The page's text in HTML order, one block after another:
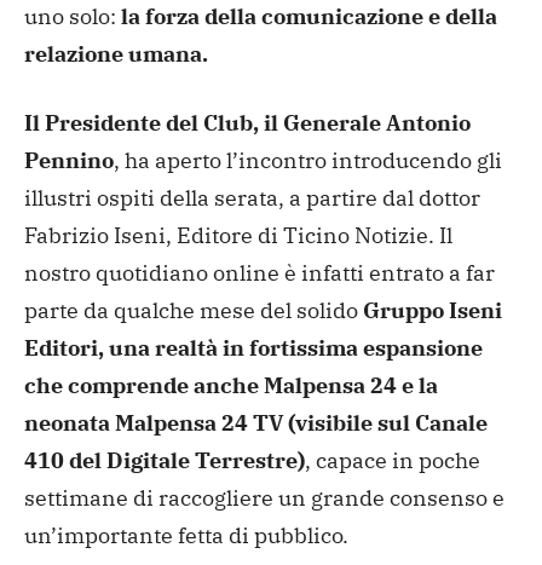
uno solo: la forza della comunicazione e della
relazione umana.
Il Presidente del Club, il Generale Antonio
Pennino, ha aperto l’incontro introducendo gli
illustri ospiti della serata, a partire dal dottor
Fabrizio Iseni, Editore di Ticino Notizie. Il
nostro quotidiano online è infatti entrato a far
parte da qualche mese del solido Gruppo Iseni
Editori, una realtà in fortissima espansione
che comprende anche Malpensa 24 e la
neonata Malpensa 24 TV (visibile sul Canale
410 del Digitale Terrestre), capace in poche
settimane di raccogliere un grande consenso e
un’importante fetta di pubblico.